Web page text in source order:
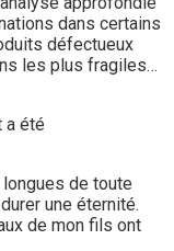
dans certains
défectueux
les plus fragiles…
a été
de toute
une éternité.
de mon fils ont